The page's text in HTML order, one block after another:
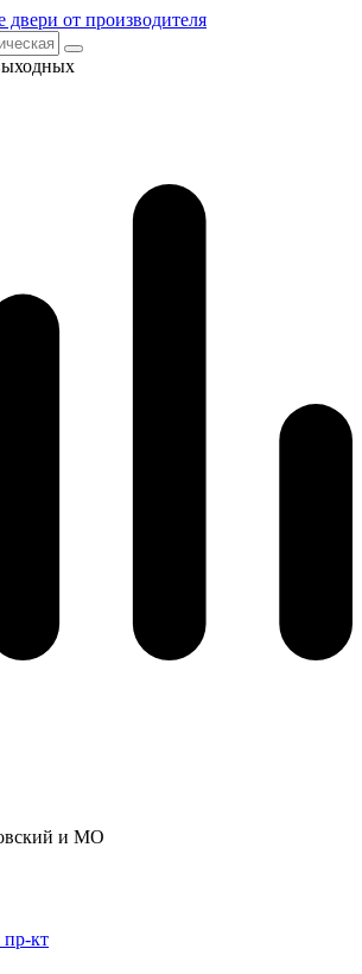
двери от производителя
и МО
кт